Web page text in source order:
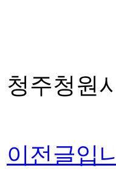
청주청원
이전글입